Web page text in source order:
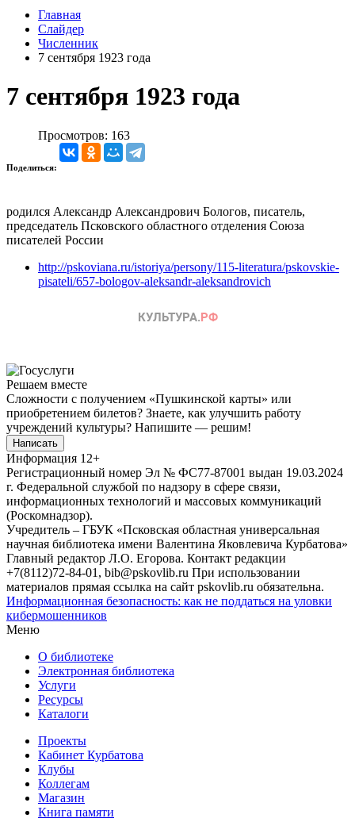
Главная
Слайдер
Численник
7 сентября 1923 года
7 сентября 1923 года
Просмотров: 163
Поделиться:
родился Александр Александрович Бологов, писатель,
председатель Псковского областного отделения Союза
писателей России
http://pskoviana.ru/istoriya/persony/115-literatura/pskovskie-
pisateli/657-bologov-aleksandr-aleksandrovich
Решаем вместе
Сложности с получением «Пушкинской карты» или
приобретением билетов? Знаете, как улучшить работу
учреждений культуры? Напишите — решим!
Написать
Информация 12+
Регистрационный номер Эл № ФС77-87001 выдан 19.03.2024
г. Федеральной службой по надзору в сфере связи,
информационных технологий и массовых коммуникаций
(Роскомнадзор).
Учредитель – ГБУК «Псковская областная универсальная
научная библиотека имени Валентина Яковлевича Курбатова»
Главный редактор Л.О. Егорова. Контакт редакции
+7(8112)72-84-01, bib@pskovlib.ru При использовании
материалов прямая ссылка на сайт pskovlib.ru обязательна.
Информационная безопасность: как не поддаться на уловки
кибермошенников
Меню
О библиотеке
Электронная библиотека
Услуги
Ресурсы
Каталоги
Проекты
Кабинет Курбатова
Клубы
Коллегам
Магазин
Книга памяти